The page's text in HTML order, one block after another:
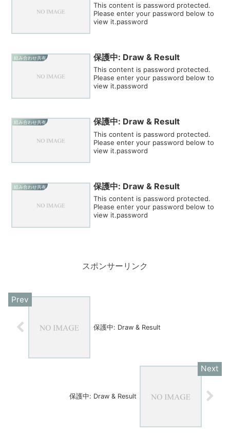
This content is password protected.
Please enter your password below to
view it.password
組み合わせ共有 保護中: Draw & Result
This content is password protected.
Please enter your password below to
view it.password
組み合わせ共有 保護中: Draw & Result
This content is password protected.
Please enter your password below to
view it.password
組み合わせ共有 保護中: Draw & Result
This content is password protected.
Please enter your password below to
view it.password
スポンサーリンク
保護中: Draw & Result
保護中: Draw & Result